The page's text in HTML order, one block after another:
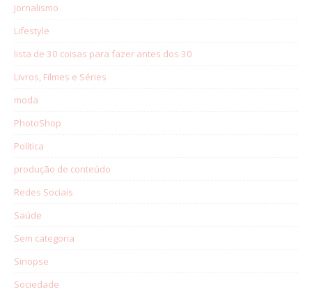
Jornalismo
Lifestyle
lista de 30 coisas para fazer antes dos 30
Livros, Filmes e Séries
moda
PhotoShop
Política
produção de conteúdo
Redes Sociais
Saúde
Sem categoria
Sinopse
Sociedade